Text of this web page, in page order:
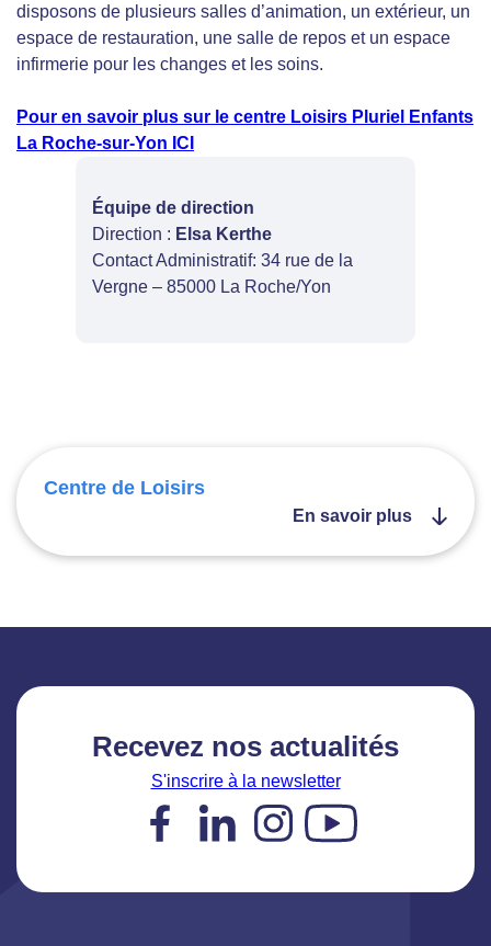
disposons de plusieurs salles d’animation, un extérieur, un
espace de restauration, une salle de repos et un espace
infirmerie pour les changes et les soins.
Pour en savoir plus sur le centre Loisirs Pluriel Enfants
La Roche-sur-Yon ICI
Équipe de direction
Direction : Elsa Kerthe
Contact Administratif: 34 rue de la
Vergne – 85000 La Roche/Yon
Centre de Loisirs
En savoir plus
Recevez nos actualités
S'inscrire à la newsletter
Facebook
LinkedIn
Instagram
YouTube